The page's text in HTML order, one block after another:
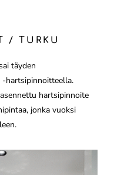
/ TURKU
täyden
hartsipinnoitteella.
hartsipinnoite
jonka vuoksi